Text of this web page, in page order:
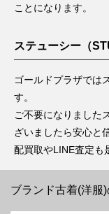
ことになります。
ステューシー（
ゴールドプラザでは
す。
ご不要になりました
ざいましたら安心と
配買取やLINE査定も
ブランド古着(洋服